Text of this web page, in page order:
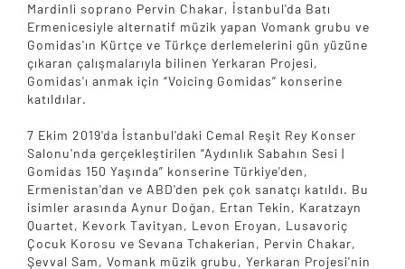
Mardinli soprano Pervin Chakar, İstanbul'da Batı
Ermenicesiyle alternatif müzik yapan Vomank grubu ve
Gomidas'ın Kürtçe ve Türkçe derlemelerini gün yüzüne
çıkaran çalışmalarıyla bilinen Yerkaran Projesi,
Gomidas'ı anmak için “Voicing Gomidas” konserine
katıldılar.
7 Ekim 2019'da İstanbul'daki Cemal Reşit Rey Konser
Salonu'nda gerçekleştirilen “Aydınlık Sabahın Sesi |
Gomidas 150 Yaşında” konserine Türkiye'den,
Ermenistan'dan ve ABD'den pek çok sanatçı katıldı. Bu
isimler arasında Aynur Doğan, Ertan Tekin, Karatzayn
Quartet, Kevork Tavityan, Levon Eroyan, Lusavoriç
Çocuk Korosu ve Sevana Tchakerian, Pervin Chakar,
Şevval Sam, Vomank müzik grubu, Yerkaran Projesi'nin